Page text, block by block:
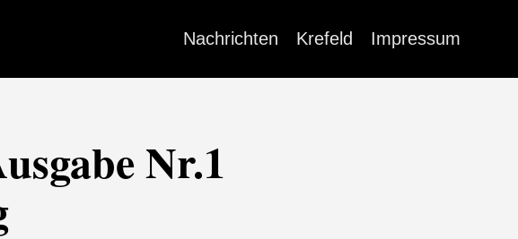
Nachrichten Krefeld Impressum
Nr.1